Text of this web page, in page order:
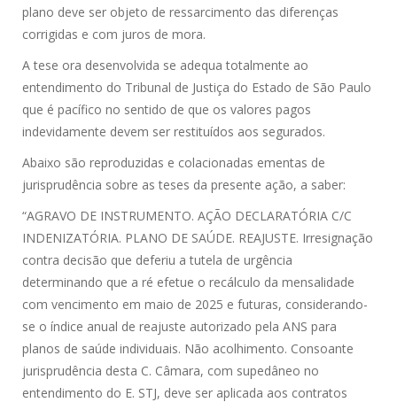
plano deve ser objeto de ressarcimento das diferenças
corrigidas e com juros de mora.
A tese ora desenvolvida se adequa totalmente ao
entendimento do Tribunal de Justiça do Estado de São Paulo
que é pacífico no sentido de que os valores pagos
indevidamente devem ser restituídos aos segurados.
Abaixo são reproduzidas e colacionadas ementas de
jurisprudência sobre as teses da presente ação, a saber:
“AGRAVO DE INSTRUMENTO. AÇÃO DECLARATÓRIA C/C
INDENIZATÓRIA. PLANO DE SAÚDE. REAJUSTE. Irresignação
contra decisão que deferiu a tutela de urgência
determinando que a ré efetue o recálculo da mensalidade
com vencimento em maio de 2025 e futuras, considerando-
se o índice anual de reajuste autorizado pela ANS para
planos de saúde individuais. Não acolhimento. Consoante
jurisprudência desta C. Câmara, com supedâneo no
entendimento do E. STJ, deve ser aplicada aos contratos